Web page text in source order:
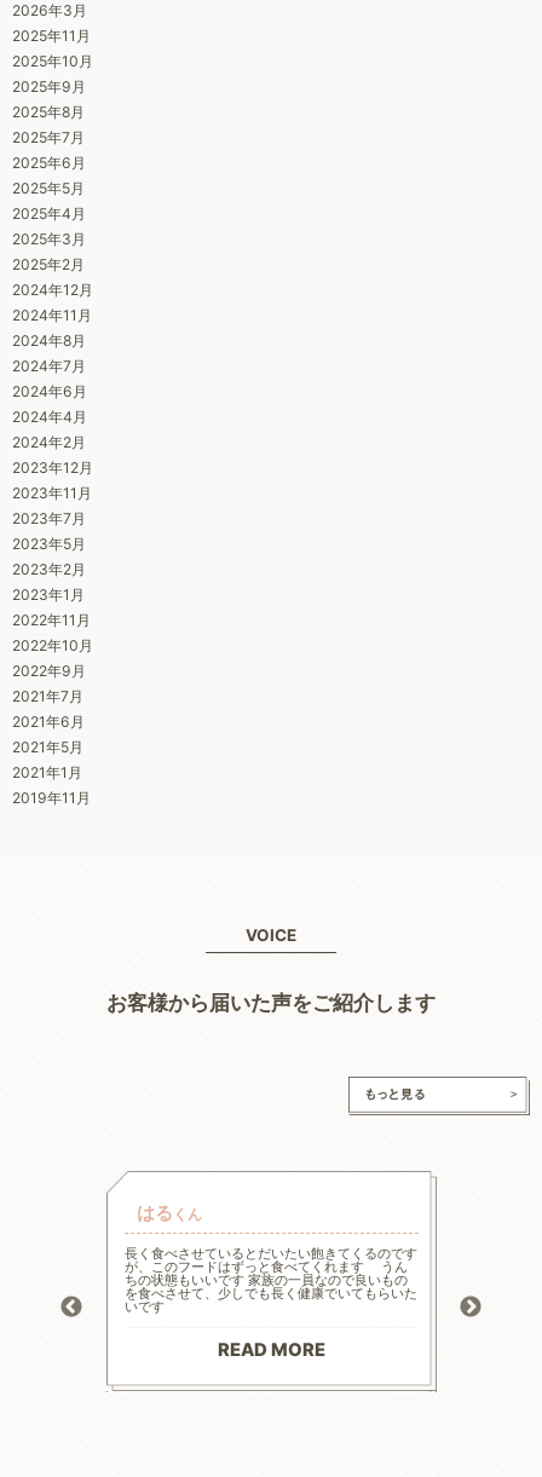
2026年3月
2025年11月
2025年10月
2025年9月
2025年8月
2025年7月
2025年6月
2025年5月
2025年4月
2025年3月
2025年2月
2024年12月
2024年11月
2024年8月
2024年7月
2024年6月
2024年4月
2024年2月
2023年12月
2023年11月
2023年7月
2023年5月
2023年2月
2023年1月
2022年11月
2022年10月
2022年9月
2021年7月
2021年6月
2021年5月
2021年1月
2019年11月
VOICE
お客様から届いた声をご紹介します
はる くん
長く食べさせているとだいたい飽きてくるのです
が、このフードはずっと食べてくれます うん
ちの状態もいいです 家族の一員なので良いもの
を食べさせて、少しでも長く健康でいてもらいた
いです
READ MORE